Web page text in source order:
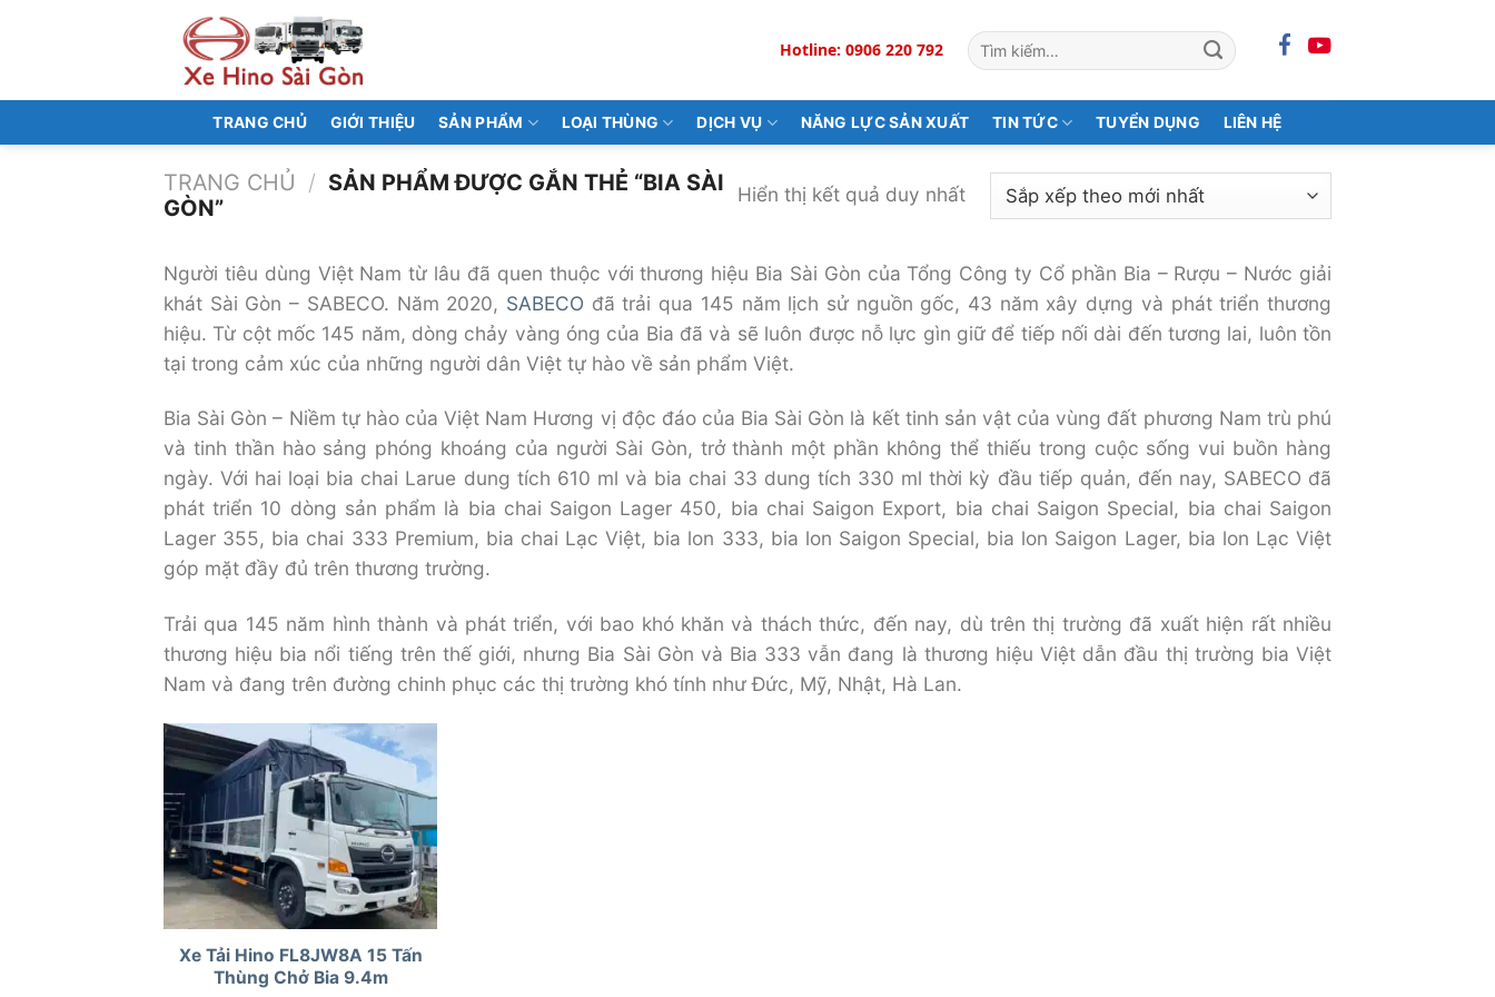
dung
Hotline: 0906 220 792
Tìm
kiếm:
TRANG CHỦ GIỚI THIỆU SẢN PHẨM LOẠI THÙNG DỊCH VỤ NĂNG LỰC SẢN XUẤT TIN TỨC TUYỂN DỤNG LIÊN HỆ
TRANG CHỦ / SẢN PHẨM ĐƯỢC GẮN THẺ “BIA SÀI
GÒN”
Hiển thị kết quả duy nhất
Người tiêu dùng Việt Nam từ lâu đã quen thuộc với thương hiệu Bia Sài Gòn của Tổng Công ty Cổ phần Bia – Rượu – Nước giải
khát Sài Gòn – SABECO. Năm 2020, SABECO đã trải qua 145 năm lịch sử nguồn gốc, 43 năm xây dựng và phát triển thương
hiệu. Từ cột mốc 145 năm, dòng chảy vàng óng của Bia đã và sẽ luôn được nỗ lực gìn giữ để tiếp nối dài đến tương lai, luôn tồn
tại trong cảm xúc của những người dân Việt tự hào về sản phẩm Việt.
Bia Sài Gòn – Niềm tự hào của Việt Nam Hương vị độc đáo của Bia Sài Gòn là kết tinh sản vật của vùng đất phương Nam trù phú
và tinh thần hào sảng phóng khoáng của người Sài Gòn, trở thành một phần không thể thiếu trong cuộc sống vui buồn hàng
ngày. Với hai loại bia chai Larue dung tích 610 ml và bia chai 33 dung tích 330 ml thời kỳ đầu tiếp quản, đến nay, SABECO đã
phát triển 10 dòng sản phẩm là bia chai Saigon Lager 450, bia chai Saigon Export, bia chai Saigon Special, bia chai Saigon
Lager 355, bia chai 333 Premium, bia chai Lạc Việt, bia lon 333, bia lon Saigon Special, bia lon Saigon Lager, bia lon Lạc Việt
góp mặt đầy đủ trên thương trường.
Trải qua 145 năm hình thành và phát triển, với bao khó khăn và thách thức, đến nay, dù trên thị trường đã xuất hiện rất nhiều
thương hiệu bia nổi tiếng trên thế giới, nhưng Bia Sài Gòn và Bia 333 vẫn đang là thương hiệu Việt dẫn đầu thị trường bia Việt
Nam và đang trên đường chinh phục các thị trường khó tính như Đức, Mỹ, Nhật, Hà Lan.
Xe Tải Hino FL8JW8A 15 Tấn
Thùng Chở Bia 9.4m